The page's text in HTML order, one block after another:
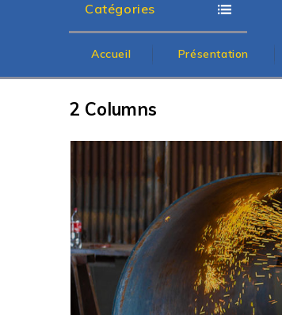
Catégories
Accueil Présentation
2 Columns